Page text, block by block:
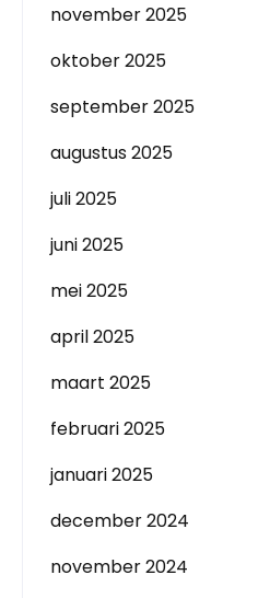
november 2025
oktober 2025
september 2025
augustus 2025
juli 2025
juni 2025
mei 2025
april 2025
maart 2025
februari 2025
januari 2025
december 2024
november 2024